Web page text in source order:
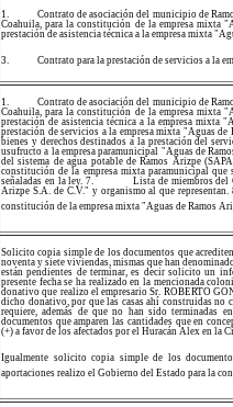
1.
Contrato de asociación del municipio de
Coahuila, para la constitución de la empresa mixta
prestación de asistencia técnica a la empresa mixta
3. Contrato para la prestación de servicios a la
1.
Contrato de asociación del municipio de
Coahuila, para la constitución de la empresa mixta
prestación de asistencia técnica a la empresa mixta
prestación de servicios a la empresa mixta "Aguas de
bienes y derechos destinados a la prestación del
usufructo a la empresa paramunicipal "Aguas de
del sistema de agua potable de Ramos Arizpe
constitución de la empresa mixta paramunicipal
señaladas en la ley. 7.
Lista de miembros del
Arizpe S.A. de C.V." y organismo al que representan.
constitución de la empresa mixta "Aguas de Ramos
Solicito copia simple de los documentos que
noventa y siete viviendas, mismas que han
están pendientes de terminar, es decir solicito un
presente fecha se ha realizado en la mencionada
donativo que realizo el empresario Sr. ROBERTO
dicho donativo, por que las casas ahí construidas
requiere, además de que no han sido
documentos que amparen las cantidades que en
(+) a favor de los afectados por el Huracán Alex en la
Igualmente solicito copia simple de los
aportaciones realizo el Gobierno del Estado para la